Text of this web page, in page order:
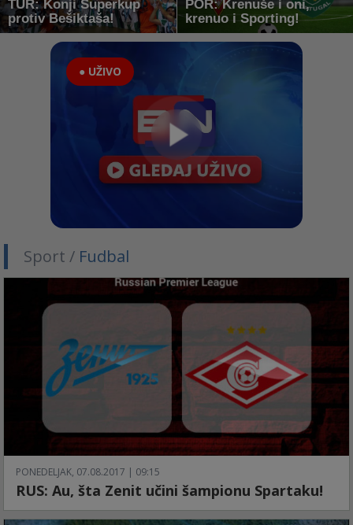
TUR: Konji Superkup
protiv Bešiktaša!
POR: Krenuše i oni,
krenuo i Sporting!
● UŽIVO
Sport / Fudbal
PONEDELJAK, 07.08.2017 | 09:15
RUS: Au, šta Zenit učini šampionu Spartaku!